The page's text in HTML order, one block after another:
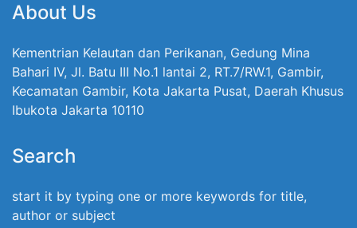
About Us
Kementrian Kelautan dan Perikanan, Gedung Mina
Bahari IV, Jl. Batu III No.1 lantai 2, RT.7/RW.1, Gambir,
Kecamatan Gambir, Kota Jakarta Pusat, Daerah Khusus
Ibukota Jakarta 10110
Search
start it by typing one or more keywords for title,
author or subject